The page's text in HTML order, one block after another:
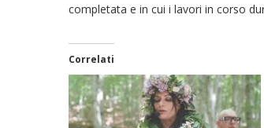
completata e in cui i lavori in corso
Correlati